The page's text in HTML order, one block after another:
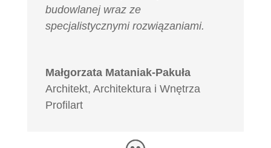
budowlanej wraz ze
specjalistycznymi rozwiązaniami.
Małgorzata Mataniak-Pakuła
Architekt, Architektura i Wnętrza
Profilart